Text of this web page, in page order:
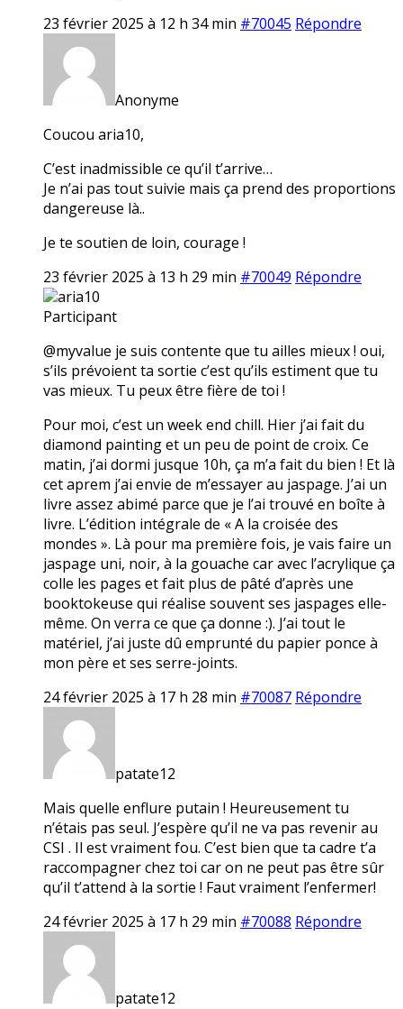
23 février 2025 à 12 h 34 min #70045 Répondre
Anonyme
Coucou aria10,
C’est inadmissible ce qu’il t’arrive…
Je n’ai pas tout suivie mais ça prend des proportions
dangereuse là..
Je te soutien de loin, courage !
23 février 2025 à 13 h 29 min #70049 Répondre
aria10
Participant
@myvalue je suis contente que tu ailles mieux ! oui,
s’ils prévoient ta sortie c’est qu’ils estiment que tu
vas mieux. Tu peux être fière de toi !
Pour moi, c’est un week end chill. Hier j’ai fait du
diamond painting et un peu de point de croix. Ce
matin, j’ai dormi jusque 10h, ça m’a fait du bien ! Et là
cet aprem j’ai envie de m’essayer au jaspage. J’ai un
livre assez abimé parce que je l’ai trouvé en boîte à
livre. L’édition intégrale de « A la croisée des
mondes ». Là pour ma première fois, je vais faire un
jaspage uni, noir, à la gouache car avec l’acrylique ça
colle les pages et fait plus de pâté d’après une
booktokeuse qui réalise souvent ses jaspages elle-
même. On verra ce que ça donne :). J’ai tout le
matériel, j’ai juste dû emprunté du papier ponce à
mon père et ses serre-joints.
24 février 2025 à 17 h 28 min #70087 Répondre
patate12
Mais quelle enflure putain ! Heureusement tu
n’étais pas seul. J’espère qu’il ne va pas revenir au
CSI . Il est vraiment fou. C’est bien que ta cadre t’a
raccompagner chez toi car on ne peut pas être sûr
qu’il t’attend à la sortie ! Faut vraiment l’enfermer!
24 février 2025 à 17 h 29 min #70088 Répondre
patate12